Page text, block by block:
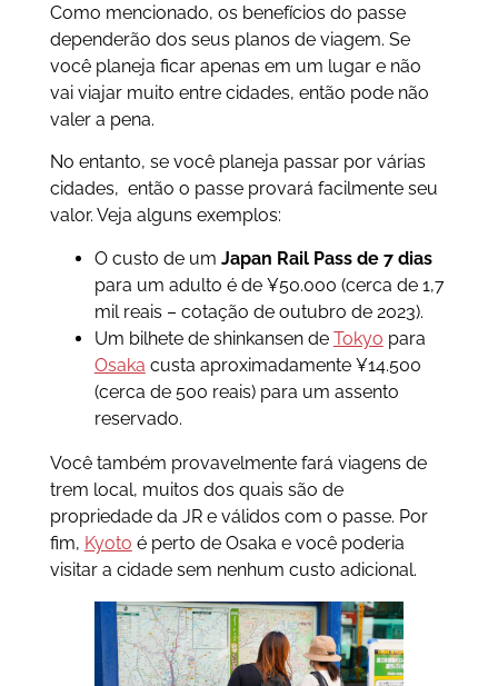
Como mencionado, os benefícios do passe
dependerão dos seus planos de viagem. Se
você planeja ficar apenas em um lugar e não
vai viajar muito entre cidades, então pode não
valer a pena.
No entanto, se você planeja passar por várias
cidades, então o passe provará facilmente seu
valor. Veja alguns exemplos:
O custo de um Japan Rail Pass de 7 dias
para um adulto é de ¥50.000 (cerca de 1,7
mil reais – cotação de outubro de 2023).
Um bilhete de shinkansen de Tokyo para
Osaka custa aproximadamente ¥14.500
(cerca de 500 reais) para um assento
reservado.
Você também provavelmente fará viagens de
trem local, muitos dos quais são de
propriedade da JR e válidos com o passe. Por
fim, Kyoto é perto de Osaka e você poderia
visitar a cidade sem nenhum custo adicional.